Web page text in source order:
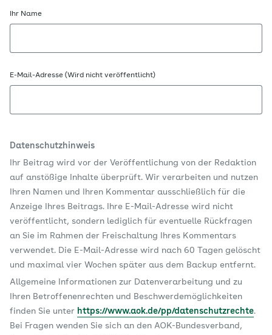
Ihr Name
E-Mail-Adresse (Wird nicht veröffentlicht)
Datenschutzhinweis
Ihr Beitrag wird vor der Veröffentlichung von der Redaktion
auf anstößige Inhalte überprüft. Wir verarbeiten und nutzen
Ihren Namen und Ihren Kommentar ausschließlich für die
Anzeige Ihres Beitrags. Ihre E-Mail-Adresse wird nicht
veröffentlicht, sondern lediglich für eventuelle Rückfragen
an Sie im Rahmen der Freischaltung Ihres Kommentars
verwendet. Die E-Mail-Adresse wird nach 60 Tagen gelöscht
und maximal vier Wochen später aus dem Backup entfernt.
Allgemeine Informationen zur Datenverarbeitung und zu
Ihren Betroffenenrechten und Beschwerdemöglichkeiten
finden Sie unter https://www.aok.de/pp/datenschutzrechte.
Bei Fragen wenden Sie sich an den AOK-Bundesverband,